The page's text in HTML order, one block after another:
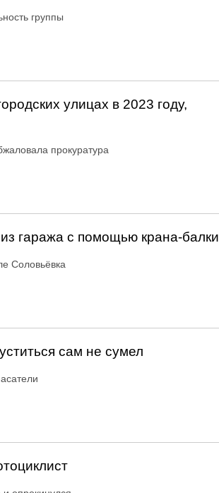
группы
улицах в 2023 году,
прокуратура
гаража с помощью крана-балки
Соловьёвка
сам не сумел